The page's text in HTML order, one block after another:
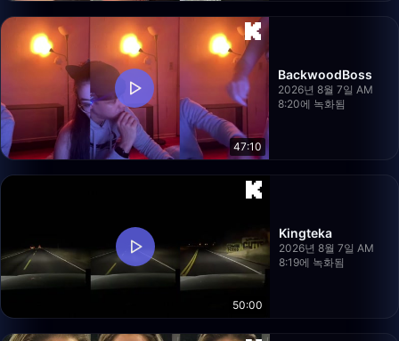
47:10
BackwoodBoss
2026년 8월 7일 AM
8:20에 녹화됨
50:00
Kingteka
2026년 8월 7일 AM
8:19에 녹화됨